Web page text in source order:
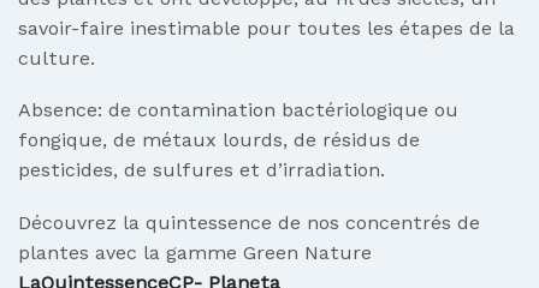
savoir-faire inestimable pour toutes les étapes de la
culture.
Absence: de contamination bactériologique ou
fongique, de métaux lourds, de résidus de
pesticides, de sulfures et d’irradiation.
Découvrez la quintessence de nos concentrés de
plantes avec la gamme Green Nature
LaQuintessenceCP- Planeta